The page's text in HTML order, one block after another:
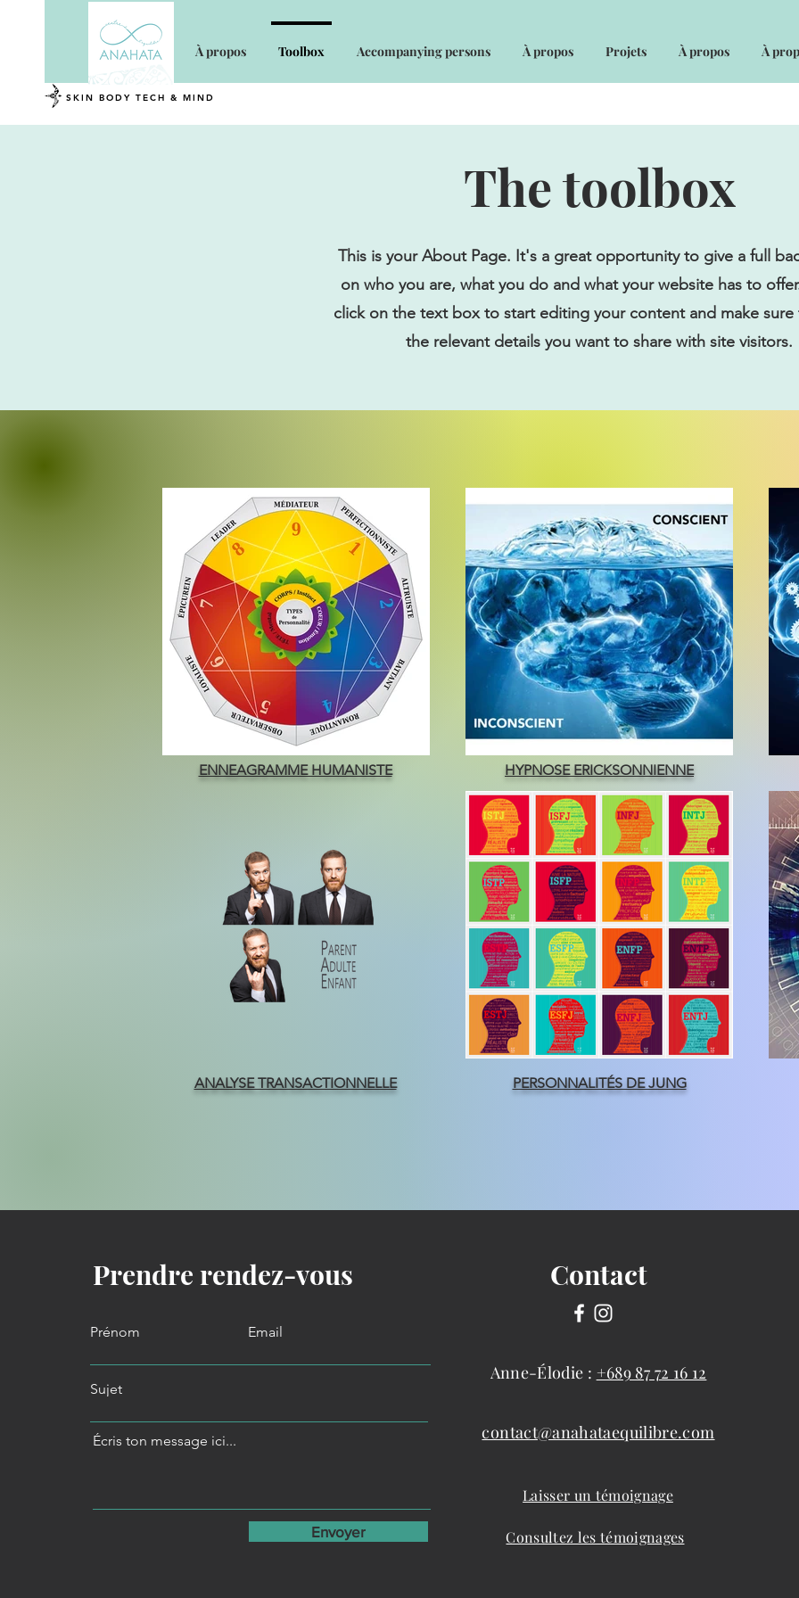
SKIN BODY TECH & MIND
À propos Toolbox Accompanying persons À propos Projets À propos À
The toolbox
This is your About Page. It's a great opportunity to give a full
on who you are, what you do and what your website has to
click on the text box to start editing your content and make sure
the relevant details you want to share with site visitors.
ENNEAGRAMME HUMANISTE HYPNOSE ERICKSONNIENNE
ANALYSE TRANSACTIONNELLE PERSONNALITÉS DE JUNG
Prendre rendez-vous
Prénom Email
Sujet
Écris ton message ici...
Envoyer
Contact
Anne-Élodie : +689 87 72 16 12
contact@anahataequilibre.com
Laisser un témoignage
Consultez les témoignages